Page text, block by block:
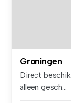
Groningen
Direct
alleen gesch...